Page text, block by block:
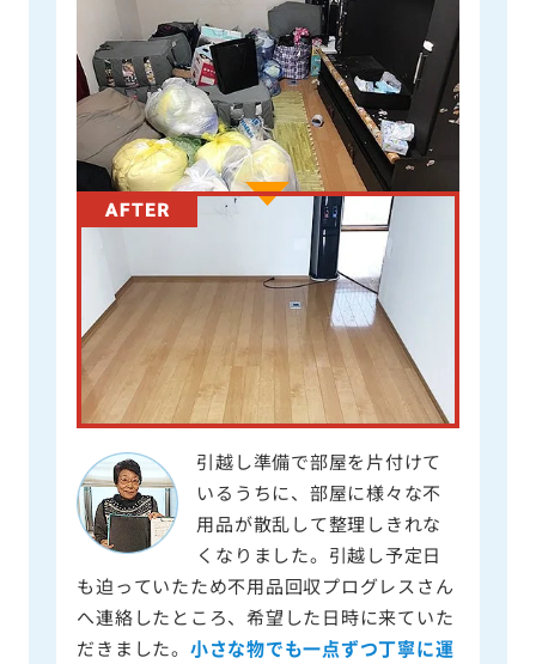
引越し準備で部屋を片付けて
いるうちに、部屋に様々な不
用品が散乱して整理しきれな
くなりました。引越し予定日
も迫っていたため不用品回収プログレスさん
へ連絡したところ、希望した日時に来ていた
だきました。 小さな物でも一点ずつ丁寧に運